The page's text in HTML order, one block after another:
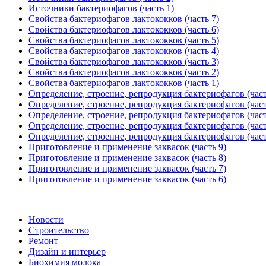
Источники бактериофагов (часть 1)
Свойства бактериофагов лактококков (часть 7)
Свойства бактериофагов лактококков (часть 6)
Свойства бактериофагов лактококков (часть 5)
Свойства бактериофагов лактококков (часть 4)
Свойства бактериофагов лактококков (часть 3)
Свойства бактериофагов лактококков (часть 2)
Свойства бактериофагов лактококков (часть 1)
Определение, строение, репродукция бактериофагов
Определение, строение, репродукция бактериофагов
Определение, строение, репродукция бактериофагов
Определение, строение, репродукция бактериофагов
Определение, строение, репродукция бактериофагов
Приготовление и применение заквасок (часть 9)
Приготовление и применение заквасок (часть 8)
Приготовление и применение заквасок (часть 7)
Приготовление и применение заквасок (часть 6)
Новости
Строительство
Ремонт
Дизайн и интерьер
Биохимия молока